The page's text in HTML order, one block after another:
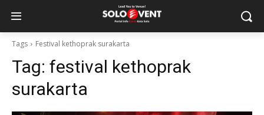
Tags Festival kethoprak surakarta
Tag: festival kethoprak
surakarta